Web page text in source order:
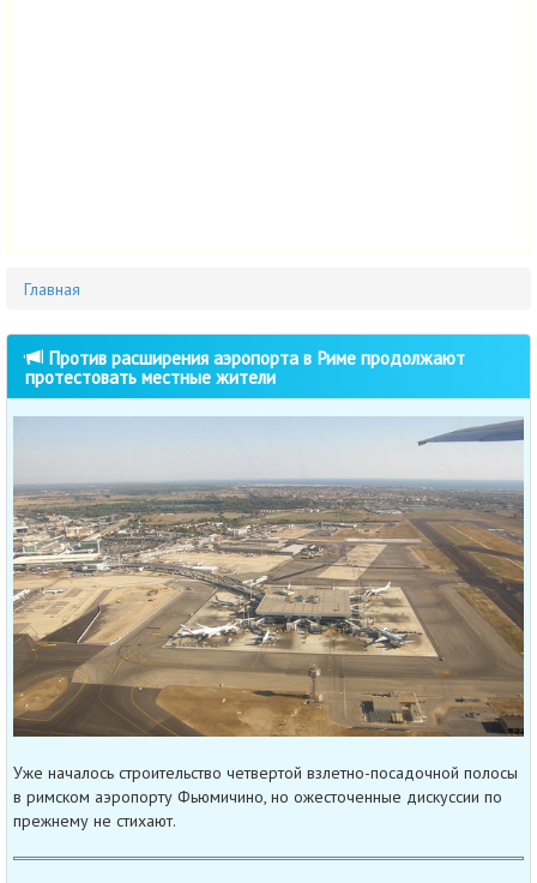
Главная
Против расширения аэропорта в Риме продолжают
протестовать местные жители
Уже началось строительство четвертой взлетно-посадочной полосы
в римском аэропорту Фьюмичино, но ожесточенные дискуссии по
прежнему не стихают.